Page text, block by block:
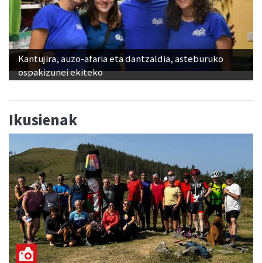
Kantujira, auzo-afaria eta dantzaldia, asteburuko
ospakizunei ekiteko
Ikusienak